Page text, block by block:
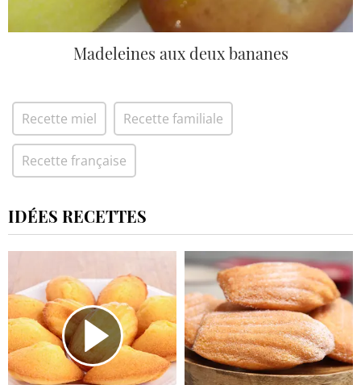
Madeleines aux deux bananes
Recette miel Recette familiale
Recette française
IDÉES RECETTES